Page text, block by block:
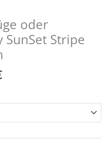
oder
SunSet Stripe